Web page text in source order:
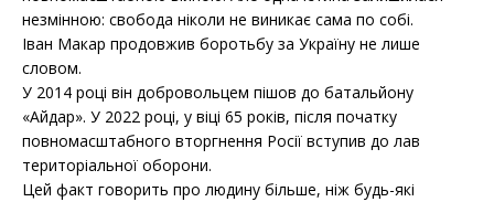
незмінною: свобода ніколи не виникає сама по собі.
Іван Макар продовжив боротьбу за Україну не лише
словом.
У 2014 році він добровольцем пішов до батальйону
«Айдар». У 2022 році, у віці 65 років, після початку
повномасштабного вторгнення Росії вступив до лав
територіальної оборони.
Цей факт говорить про людину більше, ніж будь-які